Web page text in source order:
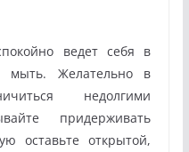
ведет себя в
мыть. Желательно в
недолгими
придерживать
оставьте открытой,